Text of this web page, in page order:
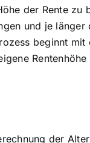
der Rente zu
und je
beginnt
der